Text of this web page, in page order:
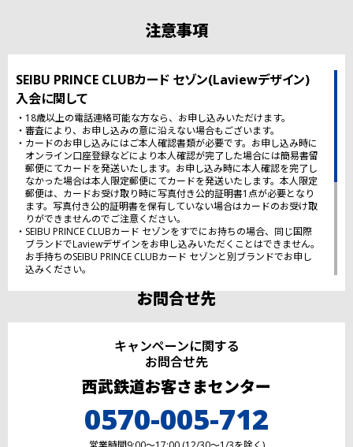
注意事項
SEIBU PRINCE CLUBカード セゾン(Laviewデザイン)
入会に関して
18歳以上の電話連絡可能な方なら、お申し込みいただけます。
審査により、お申し込みの意に沿えない場合もございます。
カードのお申し込みにはご本人確認書類が必要です。お申し込み時に
オンライン口座登録などにより本人確認が完了した場合には簡易書留
郵便にてカードを発送いたします。お申し込み時に本人確認を完了し
なかった場合は本人限定郵便にてカードを発送いたします。本人限定
郵便は、カードお受け取り時に写真付き公的証明書1点が必要となり
ます。写真付き公的証明書を保有していない場合はカードのお受け取
りができませんのでご注意ください。
SEIBU PRINCE CLUBカード セゾンをすでにお持ちの場合、同じ国際
ブランドでLaviewデザインをお申し込みいただくことはできません。
お手持ちのSEIBU PRINCE CLUBカード セゾンと別ブランドでお申し
込みください。
デザイン)の申し込みを一時中断させていただく場合がございます。
その他
内容は予告なく変更となる場合がございます。
PASMOは株式会社パスモの登録商標です。
株式会社パスモ商標利用許諾済 第54号
とがあります。
Google PayはGoogle LCCの商標です。
Apple PayはApple Inc.の商標です。
お問合せ先
キャンペーンに関する
お問合せ先
西武鉄道お客さまセンター
0570-005-712